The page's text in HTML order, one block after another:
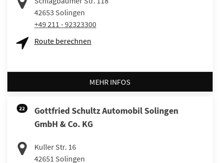
42653 Solingen
+49 211 - 92323300
Route berechnen
MEHR INFOS
22
Gottfried Schultz Automobil Solingen
GmbH & Co. KG
Kuller Str. 16
42651 Solingen